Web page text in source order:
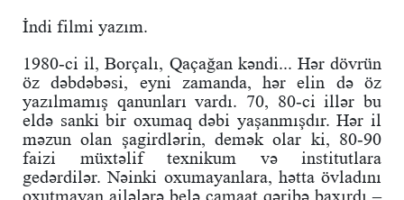
İndi filmi yazım.
1980-ci il, Borçalı, Qaçağan kəndi... Hər dövrün
öz dəbdəbəsi, eyni zamanda, hər elin də öz
yazılmamış qanunları vardı. 70, 80-ci illər bu
eldə sanki bir oxumaq dəbi yaşanmışdır. Hər il
məzun olan şagirdlərin, demək olar ki, 80-90
faizi müxtəlif texnikum və institutlara
gedərdilər. Nəinki oxumayanlara, hətta övladını
oxutmayan ailələrə belə camaat qəribə baxırdı –